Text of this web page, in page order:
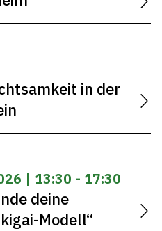
in der
| 13:30 - 17:30
deine
Modell“